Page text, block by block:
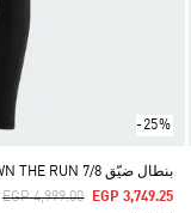
-25%
بنطال ضيّق OWN THE RUN 7/8
Price Reduced From
EGP 4,999.00ToEGP 3,749.25